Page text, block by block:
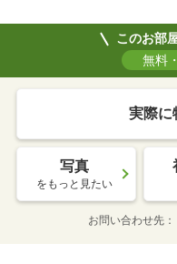
このお部
無料
実際に
写真
をもっと見たい
お問い合わせ先